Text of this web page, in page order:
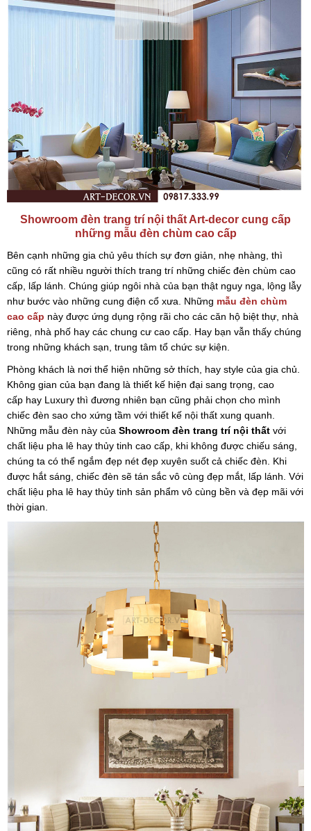
Showroom đèn trang trí nội thất Art-decor cung cấp
những mẫu đèn chùm cao cấp
Bên cạnh những gia chủ yêu thích sự đơn giản, nhẹ nhàng, thì
cũng có rất nhiều người thích trang trí những chiếc đèn chùm cao
cấp, lấp lánh. Chúng giúp ngôi nhà của bạn thật nguy nga, lộng lẫy
như bước vào những cung điện cổ xưa. Những mẫu đèn chùm
cao cấp này được ứng dụng rộng rãi cho các căn hộ biệt thự, nhà
riêng, nhà phố hay các chung cư cao cấp. Hay bạn vẫn thấy chúng
trong những khách sạn, trung tâm tổ chức sự kiện.
Phòng khách là nơi thể hiện những sở thích, hay style của gia chủ.
Không gian của bạn đang là thiết kế hiện đại sang trọng, cao
cấp hay Luxury thì đương nhiên bạn cũng phải chọn cho mình
chiếc đèn sao cho xứng tầm với thiết kế nội thất xung quanh.
Những mẫu đèn này của Showroom đèn trang trí nội thất với
chất liệu pha lê hay thủy tinh cao cấp, khi không được chiếu sáng,
chúng ta có thể ngắm đẹp nét đẹp xuyên suốt cả chiếc đèn. Khi
được hắt sáng, chiếc đèn sẽ tán sắc vô cùng đẹp mắt, lấp lánh. Với
chất liệu pha lê hay thủy tinh sản phẩm vô cùng bền và đẹp mãi với
thời gian.